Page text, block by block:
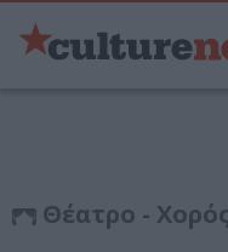
Θέατρο -